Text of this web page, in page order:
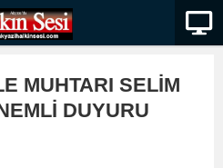
MUHTARI SELİM
DUYURU